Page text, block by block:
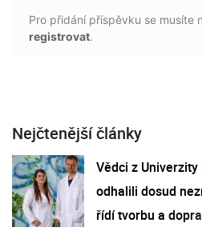
Pro přidání příspěvku se musíte
registrovat.
Nejčtenější články
Vědci z Univerzity
odhalili dosud
řídí tvorbu a